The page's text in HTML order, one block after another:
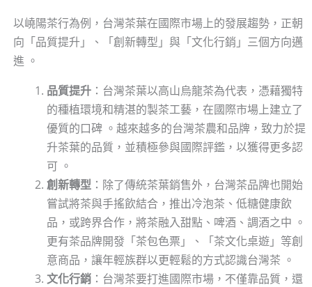
以嶢陽茶行為例，台灣茶葉在國際市場上的發展趨勢，正朝
向「品質提升」、「創新轉型」與「文化行銷」三個方向邁
進 。
品質提升：台灣茶葉以高山烏龍茶為代表，憑藉獨特
的種植環境和精湛的製茶工藝，在國際市場上建立了
優質的口碑 。越來越多的台灣茶農和品牌，致力於提
升茶葉的品質，並積極參與國際評鑑，以獲得更多認
可 。
創新轉型：除了傳統茶葉銷售外，台灣茶品牌也開始
嘗試將茶與手搖飲結合，推出冷泡茶、低糖健康飲
品，或跨界合作，將茶融入甜點、啤酒、調酒之中 。
更有茶品牌開發「茶包色票」、「茶文化桌遊」等創
意商品，讓年輕族群以更輕鬆的方式認識台灣茶 。
文化行銷：台灣茶要打進國際市場，不僅靠品質，還